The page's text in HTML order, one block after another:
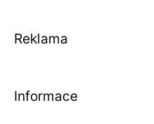
Reklama
Informace